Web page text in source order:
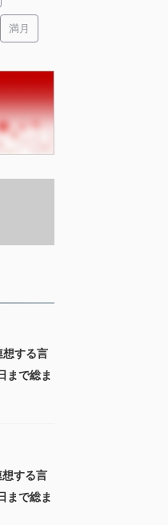
満月
する言
まで総ま
する言
まで総ま